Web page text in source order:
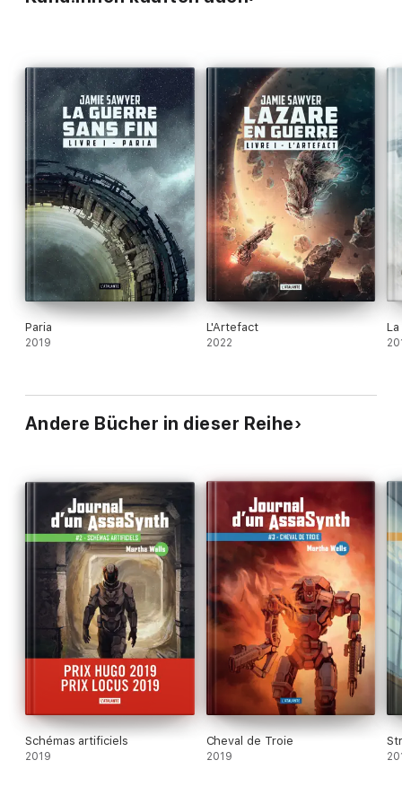
Paria
2019
L'Artefact
2022
Andere Bücher in dieser Reihe
Schémas artificiels
2019
Cheval de Troie
2019